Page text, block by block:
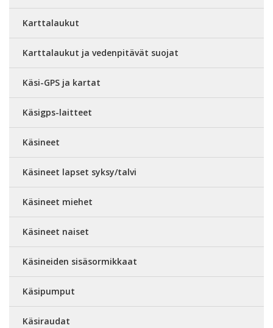
Karttalaukut
Karttalaukut ja vedenpitävät suojat
Käsi-GPS ja kartat
Käsigps-laitteet
Käsineet
Käsineet lapset syksy/talvi
Käsineet miehet
Käsineet naiset
Käsineiden sisäsormikkaat
Käsipumput
Käsiraudat